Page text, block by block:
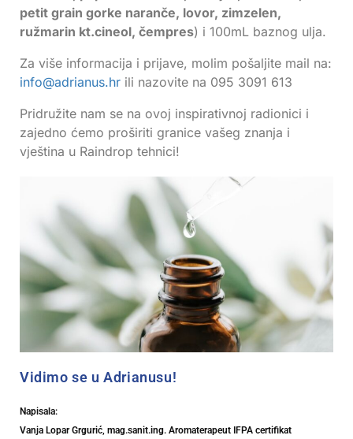
petit grain gorke naranče, lovor, zimzelen,
ružmarin kt.cineol, čempres) i 100mL baznog ulja.
Za više informacija i prijave, molim pošaljite mail na:
info@adrianus.hr ili nazovite na 095 3091 613
Pridružite nam se na ovoj inspirativnoj radionici i
zajedno ćemo proširiti granice vašeg znanja i
vještina u Raindrop tehnici!
Vidimo se u Adrianusu!
Napisala:
Vanja Lopar Grgurić, mag.sanit.ing. Aromaterapeut IFPA certifikat